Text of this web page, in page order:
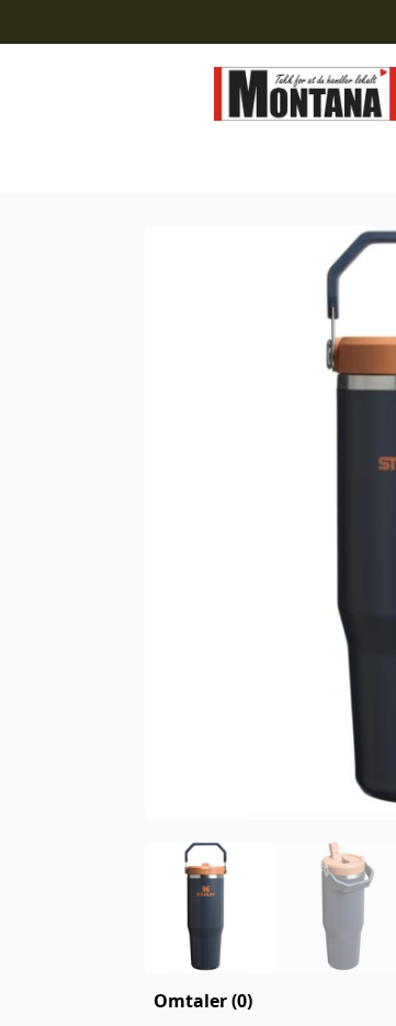
Omtaler (0)